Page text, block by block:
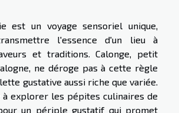
est un voyage sensoriel unique,
l'essence d'un lieu à
et traditions. Calonge, petit
ne déroge pas à cette règle
gustative aussi riche que variée.
explorer les pépites culinaires de
un périple gustatif qui promet